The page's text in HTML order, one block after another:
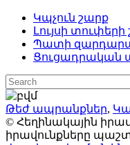
Կպչուն շարք
Լույսի տուփերի
Պատի
Ցուցադրական
Թեժ ապրանքներ,
© Հեղինակային
իրավունքները